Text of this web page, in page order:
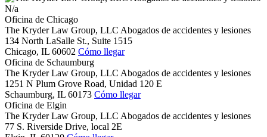
N/a
Oficina de Chicago
The Kryder Law Group, LLC Abogados de accidentes y lesiones
134 North LaSalle St., Suite 1515
Chicago, IL 60602 Cómo llegar
Oficina de Schaumburg
The Kryder Law Group, LLC Abogados de accidentes y lesiones
1251 N Plum Grove Road, Unidad 120 E
Schaumburg, IL 60173 Cómo llegar
Oficina de Elgin
The Kryder Law Group, LLC Abogados de accidentes y lesiones
77 S. Riverside Drive, local 2E